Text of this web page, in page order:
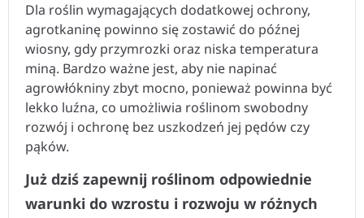
Dla roślin wymagających dodatkowej ochrony,
agrotkaninę powinno się zostawić do późnej
wiosny, gdy przymrozki oraz niska temperatura
miną. Bardzo ważne jest, aby nie napinać
agrowłókniny zbyt mocno, ponieważ powinna być
lekko luźna, co umożliwia roślinom swobodny
rozwój i ochronę bez uszkodzeń jej pędów czy
pąków.
Już dziś zapewnij roślinom odpowiednie
warunki do wzrostu i rozwoju w różnych